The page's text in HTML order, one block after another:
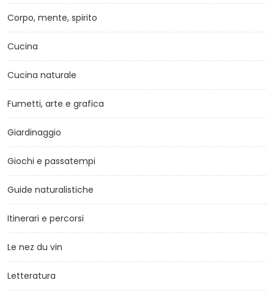
Corpo, mente, spirito
Cucina
Cucina naturale
Fumetti, arte e grafica
Giardinaggio
Giochi e passatempi
Guide naturalistiche
Itinerari e percorsi
Le nez du vin
Letteratura